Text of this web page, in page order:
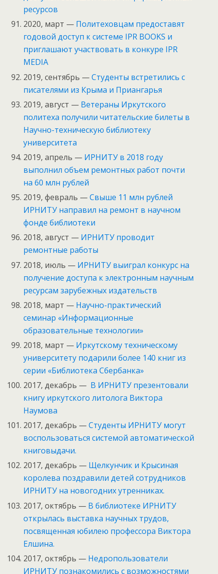
ресурсов
2020, март — Политеховцам предоставят
годовой доступ к системе IPR BOOKS и
приглашают участвовать в конкуре IPR
MEDIA
2019, сентябрь —Студенты встретились с
писателями из Крыма и Приангарья
2019, август — Ветераны Иркутского
политеха получили читательские билеты в
Научно-техническую библиотеку
университета
2019, апрель — ИРНИТУ в 2018 году
выполнил объем ремонтных работ почти
на 60 млн рублей
2019, февраль —Свыше 11 млн рублей
ИРНИТУ направил на ремонт в научном
фонде библиотеки
2018, август — ИРНИТУ проводит
ремонтные работы
2018, июль — ИРНИТУ выиграл конкурс на
получение доступа к электронным научным
ресурсам зарубежных издательств
2018, март — Научно-практический
семинар «Информационные
образовательные технологии»
2018, март — Иркутскому техническому
университету подарили более 140 книг из
серии «Библиотека Сбербанка»
2017, декабрь — В ИРНИТУ презентовали
книгу иркутcкого литолога Виктора
Наумова
2017, декабрь —Студенты ИРНИТУ могут
воспользоваться системой автоматической
книговыдачи.
2017, декабрь — Щелкунчик и Крысиная
королева поздравили детей сотрудников
ИРНИТУ на новогодних утренниках.
2017, октябрь — В библиотеке ИРНИТУ
открылась выставка научных трудов,
посвященная юбилею профессора Виктора
Елшина.
2017, октябрь — Недропользователи
ИРНИТУ познакомились с возможностями